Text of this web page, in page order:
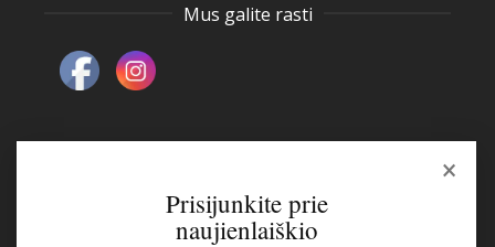
Mus galite rasti
Naujienlaiškis
×
Prisijunkite prie
naujienlaiškio